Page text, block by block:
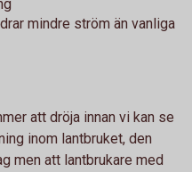
mindre ström än vanliga
att dröja innan vi kan se
inom lantbruket, den
men att lantbrukare med